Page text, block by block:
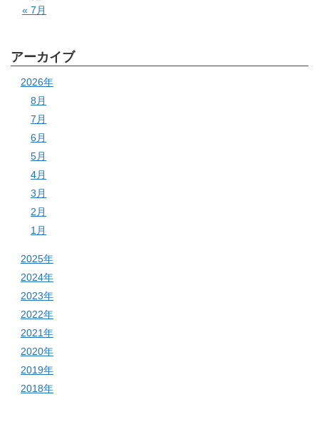
« 7月
アーカイブ
2026年
8月
7月
6月
5月
4月
3月
2月
1月
2025年
2024年
2023年
2022年
2021年
2020年
2019年
2018年